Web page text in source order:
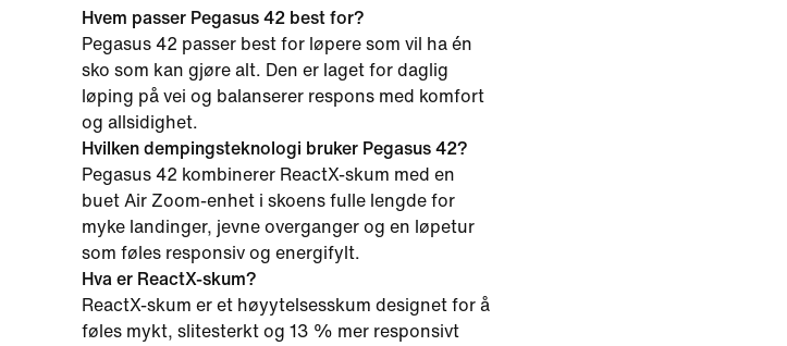
Hvem passer Pegasus 42 best for?
Pegasus 42 passer best for løpere som vil ha én
sko som kan gjøre alt. Den er laget for daglig
løping på vei og balanserer respons med komfort
og allsidighet.
Hvilken dempingsteknologi bruker Pegasus 42?
Pegasus 42 kombinerer ReactX-skum med en
buet Air Zoom-enhet i skoens fulle lengde for
myke landinger, jevne overganger og en løpetur
som føles responsiv og energifylt.
Hva er ReactX-skum?
ReactX-skum er et høyytelsesskum designet for å
føles mykt, slitesterkt og 13 % mer responsivt